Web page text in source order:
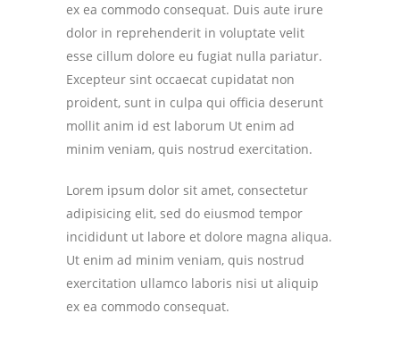
ex ea commodo consequat. Duis aute irure
dolor in reprehenderit in voluptate velit
esse cillum dolore eu fugiat nulla pariatur.
Excepteur sint occaecat cupidatat non
proident, sunt in culpa qui officia deserunt
mollit anim id est laborum Ut enim ad
minim veniam, quis nostrud exercitation.
Lorem ipsum dolor sit amet, consectetur
adipisicing elit, sed do eiusmod tempor
incididunt ut labore et dolore magna aliqua.
Ut enim ad minim veniam, quis nostrud
exercitation ullamco laboris nisi ut aliquip
ex ea commodo consequat.